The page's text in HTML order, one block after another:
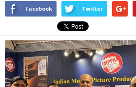
Facebook Twitter